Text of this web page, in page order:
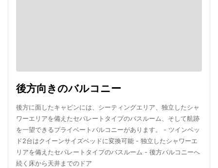
後方向きのバルコニー
後方に面したキャビンには、シーティングエリア、独立したシャ
ワーエリアを備えたセパレートタイプのバスルーム、そして航跡
を一望できるプライベートバルコニーがあります。 - ツインベッ
ド2台はクイーンサイズベッドに変換可能 - 独立したシャワーエ
リアを備えたセパレートタイプのバスルーム - 後方バルコニーへ
続く床から天井までのドア